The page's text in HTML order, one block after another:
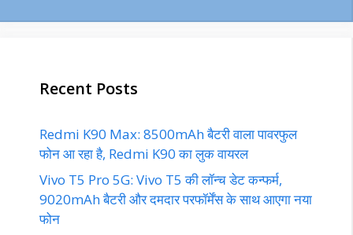
Recent Posts
Redmi K90 Max: 8500mAh बैटरी वाला पावरफुल
फोन आ रहा है, Redmi K90 का लुक वायरल
Vivo T5 Pro 5G: Vivo T5 की लॉन्च डेट कन्फर्म,
9020mAh बैटरी और दमदार परफॉर्मेंस के साथ आएगा नया
फोन